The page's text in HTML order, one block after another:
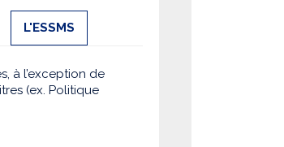
L'ESSMS
à l’exception de
(ex. Politique